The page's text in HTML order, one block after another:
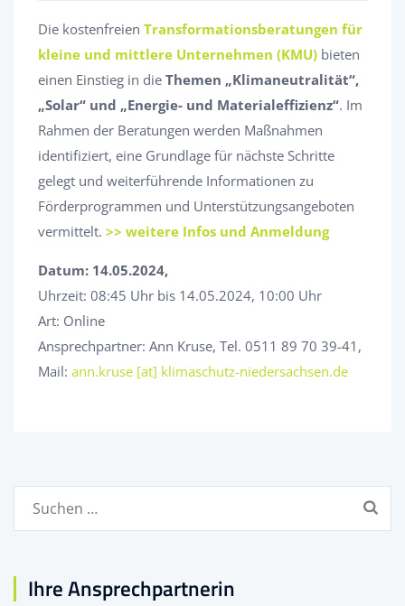
Die kostenfreien Transformationsberatungen für
kleine und mittlere Unternehmen (KMU) bieten
einen Einstieg in die Themen „Klimaneutralität“,
„Solar“ und „Energie- und Materialeffizienz“. Im
Rahmen der Beratungen werden Maßnahmen
identifiziert, eine Grundlage für nächste Schritte
gelegt und weiterführende Informationen zu
Förderprogrammen und Unterstützungsangeboten
vermittelt. >> weitere Infos und Anmeldung
Datum: 14.05.2024,
Uhrzeit: 08:45 Uhr bis 14.05.2024, 10:00 Uhr
Art: Online
Ansprechpartner: Ann Kruse, Tel. 0511 89 70 39-41,
Mail: ann.kruse [at] klimaschutz-niedersachsen.de
Suchen
Ihre Ansprechpartnerin